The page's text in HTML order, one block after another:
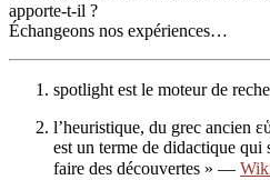
apporte-t-il ?
Échangeons nos expériences…
spotlight est le moteur de
l’heuristique, du grec ancien
est un terme de didactique qui
faire des découvertes » —